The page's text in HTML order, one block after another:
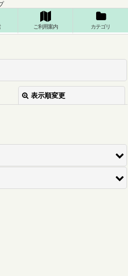
ご利用案内 カテゴリ
表示順変更